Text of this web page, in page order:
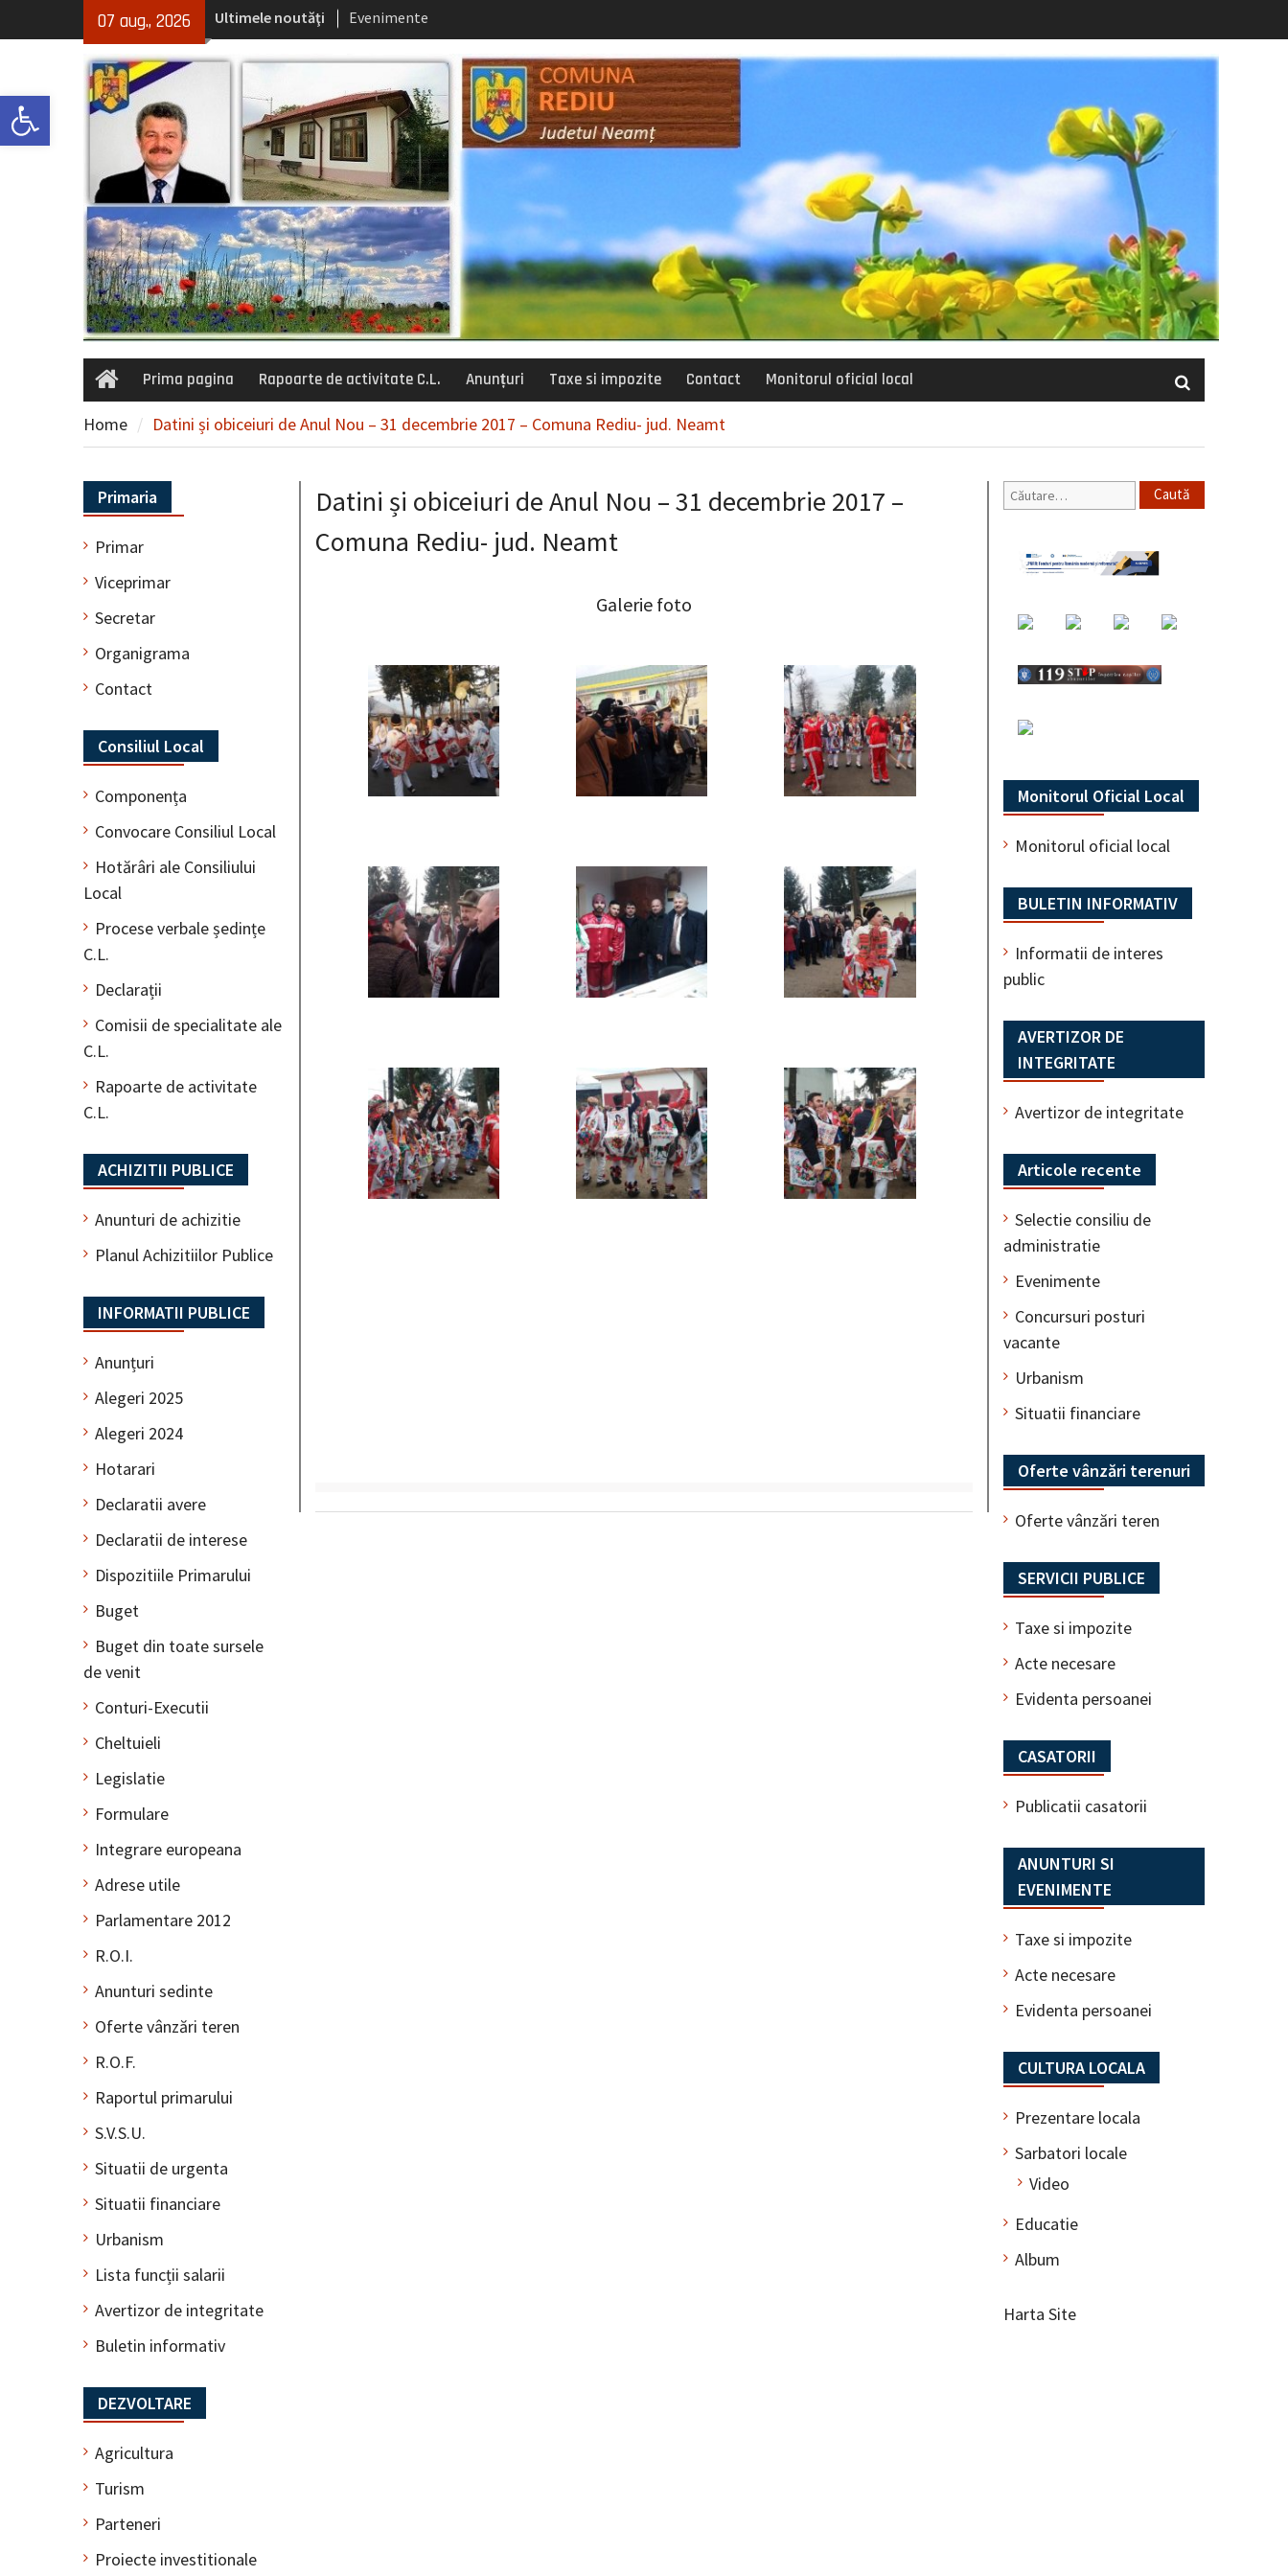
Deschide bara de unelte
to
07 aug., 2026 Ultimele noutăţi
Evenimente
Concursuri posturi vacante
Selectie consiliu de administratie
HomePrima pagina Rapoarte de activitate C.L. Anunțuri Taxe si impozite Contact Monitorul oficial local
Home Datini și obiceiuri de Anul Nou – 31 decembrie 2017 – Comuna Rediu- jud. Neamt
Datini și obiceiuri de Anul Nou – 31 decembrie 2017 –
Comuna Rediu- jud. Neamt
Galerie foto
Caută
Monitorul Oficial Local
Monitorul oficial local
BULETIN INFORMATIV
Informatii de interes
public
AVERTIZOR DE
INTEGRITATE
Avertizor de integritate
Articole recente
Selectie consiliu de
administratie
Evenimente
Concursuri posturi
vacante
Urbanism
Situatii financiare
Oferte vânzări terenuri
Oferte vânzări teren
SERVICII PUBLICE
Taxe si impozite
Acte necesare
Evidenta persoanei
CASATORII
Publicatii casatorii
ANUNTURI SI
EVENIMENTE
Taxe si impozite
Acte necesare
Evidenta persoanei
CULTURA LOCALA
Prezentare locala
Sarbatori locale
Video
Educatie
Album
Harta Site
Primaria
Primar
Viceprimar
Secretar
Organigrama
Contact
Consiliul Local
Componența
Convocare Consiliul Local
Hotărâri ale Consiliului
Local
Procese verbale ședințe
C.L.
Declarații
Comisii de specialitate ale
C.L.
Rapoarte de activitate
C.L.
ACHIZITII PUBLICE
Anunturi de achizitie
Planul Achizitiilor Publice
INFORMATII PUBLICE
Anunțuri
Alegeri 2025
Alegeri 2024
Hotarari
Declaratii avere
Declaratii de interese
Dispozitiile Primarului
Buget
Buget din toate sursele
de venit
Conturi-Executii
Cheltuieli
Legislatie
Formulare
Integrare europeana
Adrese utile
Parlamentare 2012
R.O.I.
Anunturi sedinte
Oferte vânzări teren
R.O.F.
Raportul primarului
S.V.S.U.
Situatii de urgenta
Situatii financiare
Urbanism
Lista funcții salarii
Avertizor de integritate
Buletin informativ
DEZVOLTARE
Agricultura
Turism
Parteneri
Proiecte investitionale